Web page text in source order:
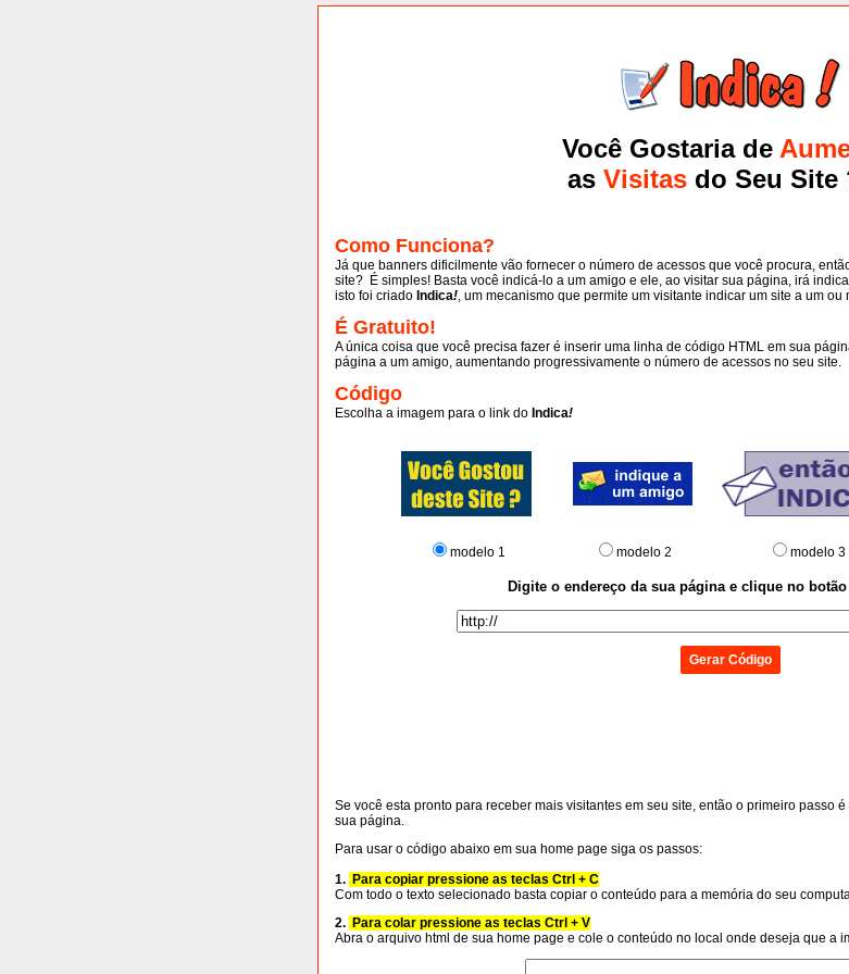
Você Gostaria de
as Visitasdo Seu Site
Como Funciona?
Já que banners dificilmente vão fornecer o número de acessos que você procura,
site? É simples! Basta você indicá-lo a um amigo e ele, ao visitar sua página, irá
isto foi criado Indica!, um mecanismo que permite um visitante indicar um site a um ou
É Gratuito!
A única coisa que você precisa fazer é inserir uma linha de código HTML em sua
página a um amigo, aumentando progressivamente o número de acessos no seu site.
Código
Escolha a imagem para o link do Indica!
modelo 1 modelo 2 modelo 3
Digite o endereço da sua página e clique no
Se você esta pronto para receber mais visitantes em seu site, então o primeiro passo
sua página.
Para usar o código abaixo em sua home page siga os passos:
1. Para copiar pressione as teclas Ctrl + C
Com todo o texto selecionado basta copiar o conteúdo para a memória do seu
2. Para colar pressione as teclas Ctrl + V
Abra o arquivo html de sua home page e cole o conteúdo no local onde deseja que a